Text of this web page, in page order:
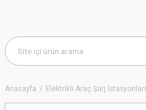
Anasayfa Elektrikli Araç Şarj İstasyonları